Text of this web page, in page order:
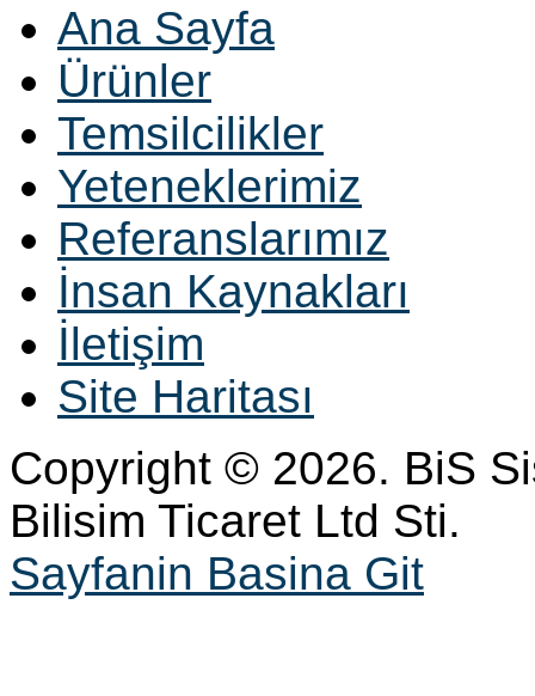
Ana Sayfa
Ürünler
Temsilcilikler
Yeteneklerimiz
Referanslarımız
İnsan Kaynakları
İletişim
Site Haritası
Copyright © 2026. BiS
Bilisim Ticaret Ltd Sti.
Sayfanin Basina Git